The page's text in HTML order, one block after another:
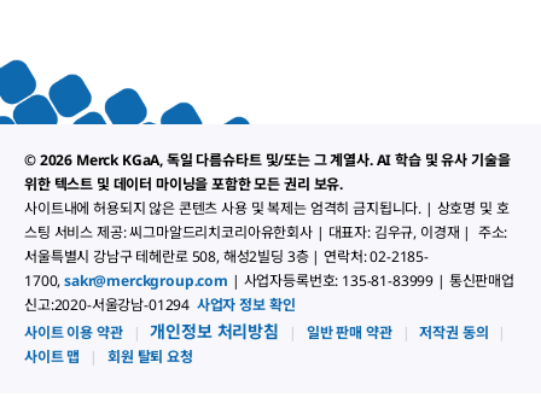
대
화
자
가
열
립
니
다.
© 2026 Merck KGaA, 독일 다름슈타트 및/또는 그 계열사. AI 학습 및 유사 기술을
위한 텍스트 및 데이터 마이닝을 포함한 모든 권리 보유.
사이트내에 허용되지 않은 콘텐츠 사용 및 복제는 엄격히 금지됩니다. | 상호명 및 호
스팅 서비스 제공: 씨그마알드리치코리아유한회사 | 대표자: 김우규, 이경재 | 주소:
서울특별시 강남구 테헤란로 508, 해성2빌딩 3층 | 연락처: 02-2185-
1700,sakr@merckgroup.com | 사업자등록번호: 135-81-83999 | 통신판매업
신고:2020-서울강남-01294 사업자 정보 확인
사이트 이용 약관
| 개인정보 처리방침 | 일반 판매 약관 | 저작권 동의
|
사이트 맵
| 회원 탈퇴 요청